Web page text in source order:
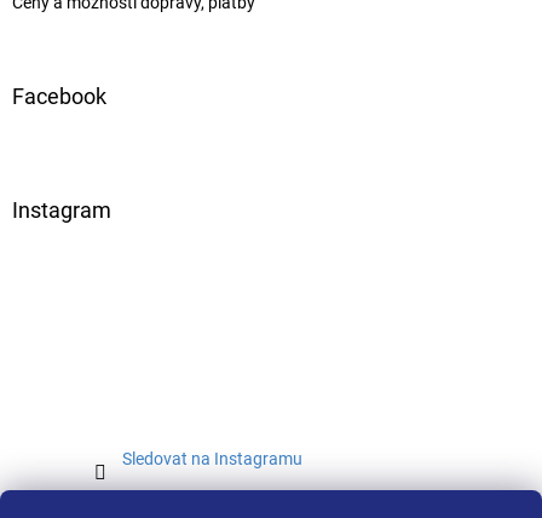
Facebook
Instagram
Sledovat na Instagramu